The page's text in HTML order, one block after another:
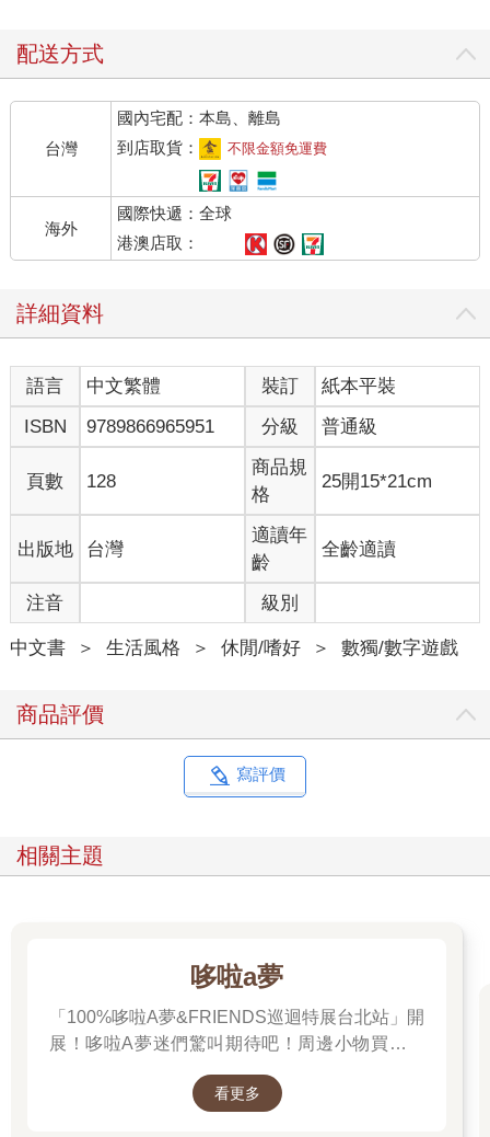
配送方式
台灣
國內宅配：本島、離島
到店取貨：
不限金額免運費
海外
國際快遞：全球
港澳店取：
詳細資料
語言 中文繁體 裝訂
紙本平裝
ISBN
9789866965951 分級 普通級
頁數 128
商品規
格
25開15*21cm
出版地 台灣
適讀年
齡
全齡適讀
注音 級別
中文書 ＞ 生活風格 ＞ 休閒/嗜好 ＞ 數獨/數字遊戲
商品評價
寫評價
相關主題
哆啦a夢
「100%哆啦A夢&FRIENDS巡迴特展台北站」開
展！哆啦A夢迷們驚叫期待吧！周邊小物買起來
看更多